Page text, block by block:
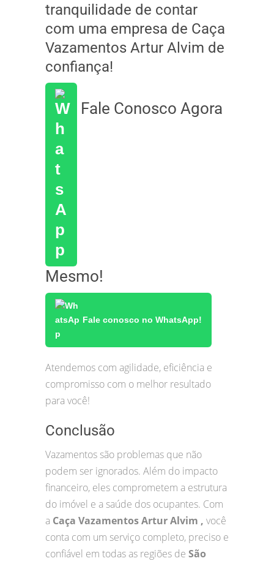
tranquilidade de contar
com uma empresa de Caça
Vazamentos Artur Alvim de
confiança!
Fale Conosco Agora
Mesmo!
Fale conosco no WhatsApp!
Atendemos com agilidade, eficiência e
compromisso com o melhor resultado
para você!
Conclusão
Vazamentos são problemas que não
podem ser ignorados. Além do impacto
financeiro, eles comprometem a estrutura
do imóvel e a saúde dos ocupantes. Com
a Caça Vazamentos Artur Alvim , você
conta com um serviço completo, preciso e
confiável em todas as regiões de São